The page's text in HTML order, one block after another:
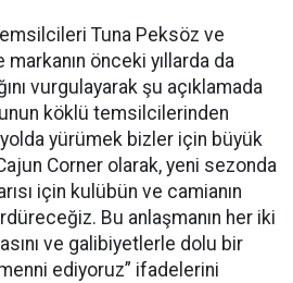
Tuna Peksöz ve
markanın önceki yıllarda da
vurgulayarak şu açıklamada
köklü temsilcilerinden
yürümek bizler için büyük
Corner olarak, yeni sezonda
için kulübün ve camianın
Bu anlaşmanın her iki
ve galibiyetlerle dolu bir
ediyoruz” ifadelerini